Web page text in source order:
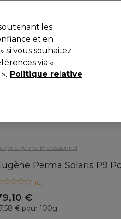
Hommes
Perma Professionnel
Perma Solaris P9
(0)
€
€ pour 100g
les
et en
si vous souhaitez
via «
Politique relative